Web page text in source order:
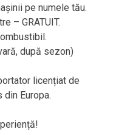
pe numele tău.
– GRATUIT.
după sezon)
licențiat de
din Europa.